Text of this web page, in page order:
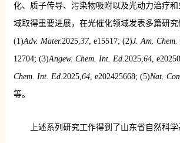
化、质子传导、污染物吸附以及光动力治疗
域取得重要进展，在光催化领域发表多篇研究
(1)Adv. Mater.2025,37, e15517; (2)J. Am. Chem.
12704; (3)Angew. Chem. Int. Ed.2025,64,
Chem. Int. Ed.2025,64, e202425668; (5)Nat.
等。
上述系列研究工作得到了山东省自然科学